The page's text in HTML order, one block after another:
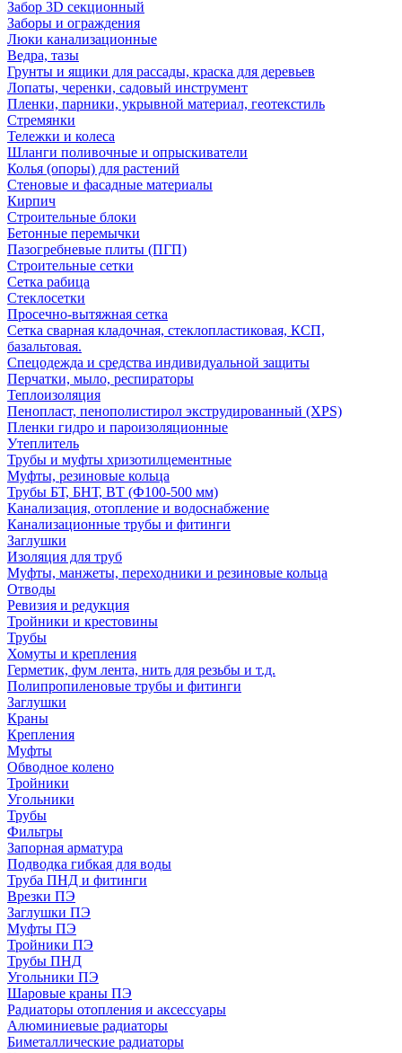
Забор 3D секционный
Заборы и ограждения
Люки канализационные
Ведра, тазы
Грунты и ящики для рассады, краска для деревьев
Лопаты, черенки, садовый инструмент
Пленки, парники, укрывной материал, геотекстиль
Стремянки
Тележки и колеса
Шланги поливочные и опрыскиватели
Колья (опоры) для растений
Стеновые и фасадные материалы
Кирпич
Строительные блоки
Бетонные перемычки
Пазогребневые плиты (ПГП)
Строительные сетки
Сетка рабица
Стеклосетки
Просечно-вытяжная сетка
Сетка сварная кладочная, стеклопластиковая, КСП,
базальтовая.
Спецодежда и средства индивидуальной защиты
Перчатки, мыло, респираторы
Теплоизоляция
Пенопласт, пенополистирол экструдированный (XPS)
Пленки гидро и пароизоляционные
Утеплитель
Трубы и муфты хризотилцементные
Муфты, резиновые кольца
Трубы БТ, БНТ, ВТ (Ф100-500 мм)
Канализация, отопление и водоснабжение
Канализационные трубы и фитинги
Заглушки
Изоляция для труб
Муфты, манжеты, переходники и резиновые кольца
Отводы
Ревизия и редукция
Тройники и крестовины
Трубы
Хомуты и крепления
Герметик, фум лента, нить для резьбы и т.д.
Полипропиленовые трубы и фитинги
Заглушки
Краны
Крепления
Муфты
Обводное колено
Тройники
Угольники
Трубы
Фильтры
Запорная арматура
Подводка гибкая для воды
Труба ПНД и фитинги
Врезки ПЭ
Заглушки ПЭ
Муфты ПЭ
Тройники ПЭ
Трубы ПНД
Угольники ПЭ
Шаровые краны ПЭ
Радиаторы отопления и аксессуары
Алюминиевые радиаторы
Биметаллические радиаторы